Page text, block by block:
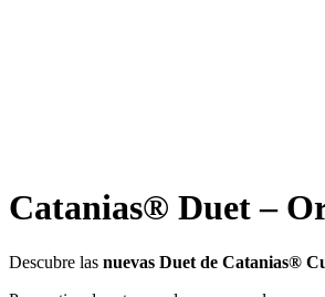
Catanias® Duet –
Descubre las nuevas Duet de Catanias®